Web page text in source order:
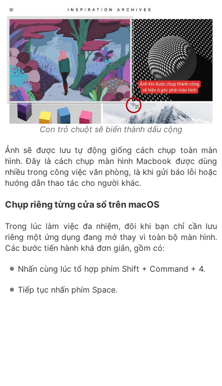
Con trỏ chuột sẽ biến thành dấu cộng
Ảnh sẽ được lưu tự động giống cách chụp toàn màn
hình. Đây là cách chụp màn hình Macbook được dùng
nhiều trong công việc văn phòng, là khi gửi báo lỗi hoặc
hướng dẫn thao tác cho người khác.
Chụp riêng từng cửa sổ trên macOS
Trong lúc làm việc đa nhiệm, đôi khi bạn chỉ cần lưu
riêng một ứng dụng đang mở thay vì toàn bộ màn hình.
Các bước tiến hành khá đơn giản, gồm có:
Nhấn cùng lúc tổ hợp phím Shift + Command + 4.
Tiếp tục nhấn phím Space.